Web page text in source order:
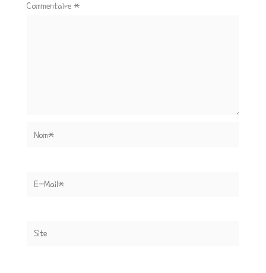
Commentaire *
Nom*
E-
Site